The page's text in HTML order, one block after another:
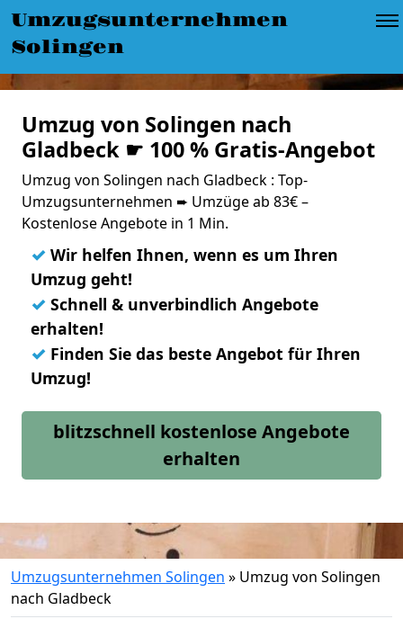
Umzugsunternehmen
Solingen
Umzug von Solingen nach
Gladbeck ☛ 100 % Gratis-Angebot
Umzug von Solingen nach Gladbeck : Top-
Umzugsunternehmen ➨ Umzüge ab 83€ –
Kostenlose Angebote in 1 Min.
✓ Wir helfen Ihnen, wenn es um Ihren
Umzug geht!
✓ Schnell & unverbindlich Angebote
erhalten!
✓ Finden Sie das beste Angebot für Ihren
Umzug!
blitzschnell kostenlose Angebote
erhalten
Umzugsunternehmen Solingen » Umzug von Solingen
nach Gladbeck